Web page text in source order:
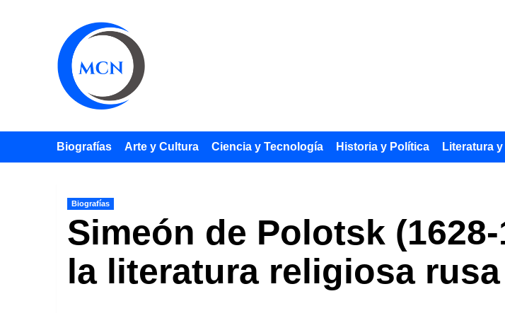
Biografías Arte y Cultura Ciencia y Tecnología Historia y Política Literatura
Biografías
Simeón de Polotsk
la literatura religiosa rusa